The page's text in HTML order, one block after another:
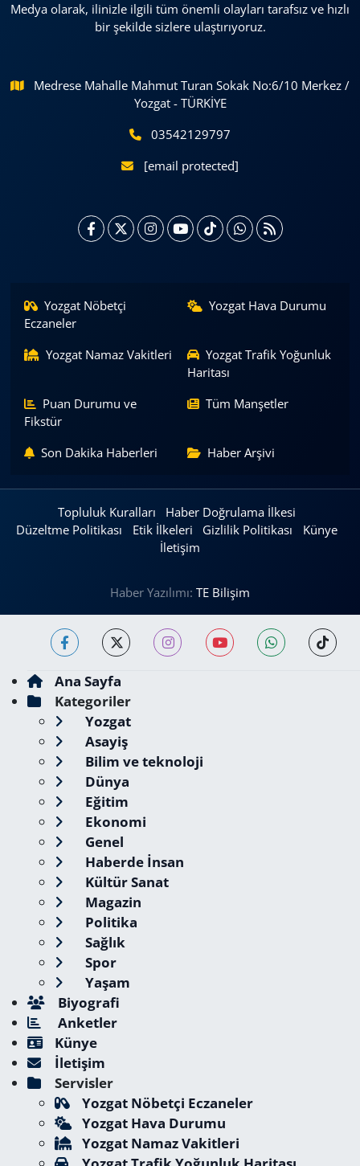
Medya olarak, ilinizle ilgili tüm önemli olayları tarafsız ve hızlı
bir şekilde sizlere ulaştırıyoruz.
Medrese Mahalle Mahmut Turan Sokak No:6/10 Merkez /
Yozgat - TÜRKİYE
03542129797
[email protected]
Yozgat Nöbetçi
Eczaneler
Yozgat Hava Durumu
Yozgat Namaz Vakitleri
Yozgat Trafik Yoğunluk
Haritası
Puan Durumu ve
Fikstür
Tüm Manşetler
Son Dakika Haberleri Haber Arşivi
Topluluk Kuralları
Haber Doğrulama İlkesi
Düzeltme Politikası
Etik İlkeleri Gizlilik Politikası
Künye
İletişim
Haber Yazılımı: TE Bilişim
Ana Sayfa
Kategoriler
Yozgat
Asayiş
Bilim ve teknoloji
Dünya
Eğitim
Ekonomi
Genel
Haberde İnsan
Kültür Sanat
Magazin
Politika
Sağlık
Spor
Yaşam
Biyografi
Anketler
Künye
İletişim
Servisler
Yozgat Nöbetçi Eczaneler
Yozgat Hava Durumu
Yozgat Namaz Vakitleri